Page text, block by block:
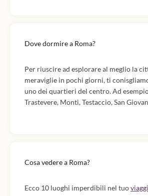
Dove dormire a Roma?
Per riuscire ad esplorare al meglio la
meraviglie in pochi giorni, ti
uno dei quartieri del centro. Ad
Trastevere, Monti, Testaccio, San
Cosa vedere a Roma?
Ecco 10 luoghi imperdibili nel tuo